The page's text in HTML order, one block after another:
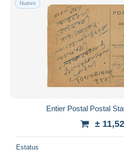
Sólo con descuento
Envío gratis
Métodos de pago
PayPal
Transferencia
Visa
Mastercard
Deseleccionar todo
Nuevo
Entier Postal Postal
±
Estatus